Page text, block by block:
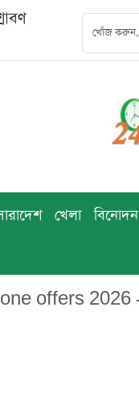
খেলা বিনোদন
offers 2026